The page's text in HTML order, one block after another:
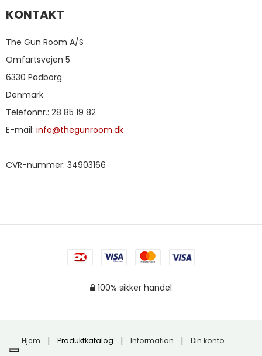
KONTAKT
The Gun Room A/S
Omfartsvejen 5
6330 Padborg
Denmark
Telefonnr.: 28 85 19 82
E-mail: info@thegunroom.dk
CVR-nummer: 34903166
100% sikker handel
Hjem Produktkatalog Information Din konto